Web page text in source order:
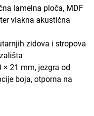
lamelna ploča, MDF
vlakna akustična
zidova i stropova
21 mm, jezgra od
boja, otporna na